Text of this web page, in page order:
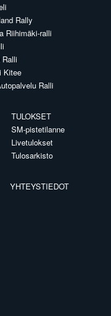
Rally
Riihimäki-ralli
Kitee
Ralli
TULOKSET
SM-pistetilanne
Livetulokset
Tulosarkisto
YHTEYSTIEDOT